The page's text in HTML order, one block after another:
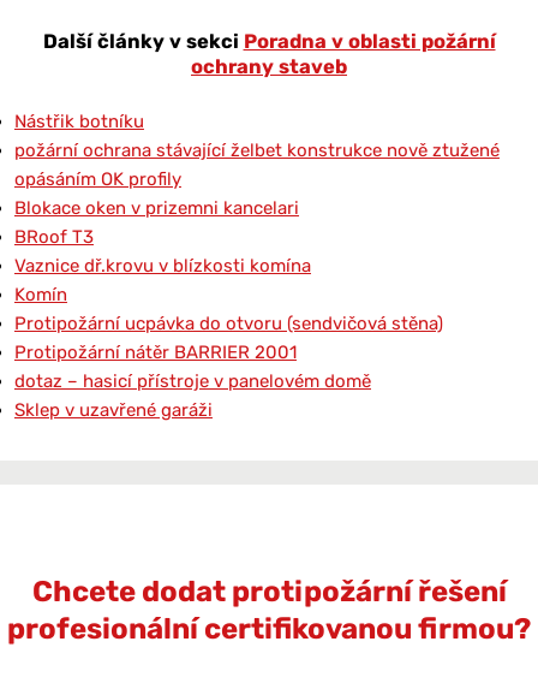
Další články v sekci Poradna v oblasti požární
ochrany staveb
Nástřik botníku
požární ochrana stávající želbet konstrukce nově ztužené
opásáním OK profily
Blokace oken v prizemni kancelari
BRoof T3
Vaznice dř.krovu v blízkosti komína
Komín
Protipožární ucpávka do otvoru (sendvičová stěna)
Protipožární nátěr BARRIER 2001
dotaz – hasicí přístroje v panelovém domě
Sklep v uzavřené garáži
Chcete dodat protipožární řešení
profesionální certifikovanou firmou?